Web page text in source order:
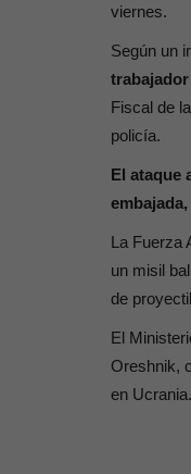
viernes.
Según un
Fiscal de
policía.
El ataque
La Fuerza
un misil
de
El
Oreshnik,
en Ucrania.